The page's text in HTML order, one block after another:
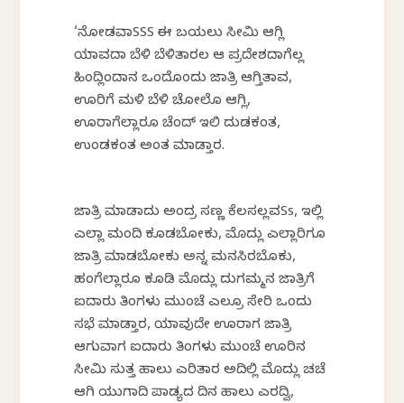
‘ನೋಡವಾSSS ಈ ಬಯಲು ಸೀಮಿ ಆಗ್ಲಿ
ಯಾವದಾ ಬೆಳಿ ಬೆಳಿತಾರಲ ಆ ಪ್ರದೇಶದಾಗೆಲ್ಲ
ಹಿಂದ್ಲಿಂದಾನ ಒಂದೊಂದು ಜಾತ್ರಿ ಆಗ್ತಿರ್ತಾವ,
ಊರಿಗೆ ಮಳಿ ಬೆಳಿ ಚೋಲೊ ಆಗ್ಲಿ,
ಊರಾಗೆಲ್ಲಾರೂ ಚೆಂದ್ ಇರ್ಲಿ ದುಡಕಂತ,
ಉಂಡಕಂತ ಅಂತ ಮಾಡ್ತಾರ.
ಜಾತ್ರಿ ಮಾಡಾದು ಅಂದ್ರ ಸಣ್ಣ ಕೆಲಸಲ್ಲವSs, ಇಲ್ಲಿ
ಎಲ್ಲಾ ಮಂದಿ ಕೂಡಬೋಕು, ಮೊದ್ಲು ಎಲ್ಲಾರಿಗೂ
ಜಾತ್ರಿ ಮಾಡಬೋಕು ಅನ್ನ ಮನಸಿರಬೊಕು,
ಹಂಗೆಲ್ಲಾರೂ ಕೂಡಿ ಮೊದ್ಲು ದುರ್ಗಮ್ಮನ ಜಾತ್ರಿಗೆ
ಐದಾರು ತಿಂಗಳು ಮುಂಚೆ ಎಲ್ರೂ ಸೇರಿ ಒಂದು
ಸಭೆ ಮಾಡ್ತಾರ, ಯಾವುದೇ ಊರಾಗ ಜಾತ್ರಿ
ಆಗುವಾಗ ಐದಾರು ತಿಂಗಳು ಮುಂಚೆ ಊರಿನ
ಸೀಮಿ ಸುತ್ತ ಹಾಲು ಎರಿತಾರ‌ ಅದಿಲ್ಲಿ ಮೊದ್ಲು ಚರ್ಚೆ
ಆಗಿ ಯುಗಾದಿ ಪಾಡ್ಯದ ದಿನ ಹಾಲು ಎರದ್ವಿ,